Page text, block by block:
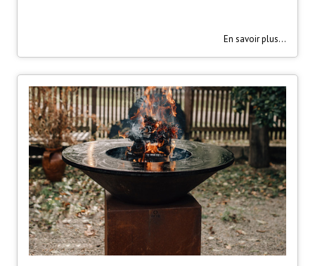
En savoir plus...